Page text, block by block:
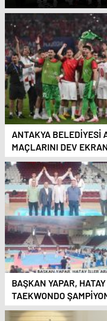
ANTAKYA BELEDİYESİ
MAÇLARINI DEV
BAŞKAN YAPAR,
TAEKWONDO
KATILDI